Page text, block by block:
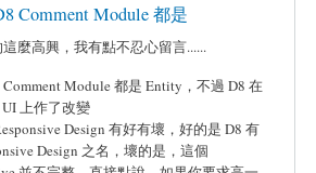
Comment Module 都是
麼高興，我有點不忍心留言......
Comment Module 都是 Entity，不過 D8 在
上作了改變
Design 有好有壞，好的是 D8 有
Design 之名，壞的是，這個